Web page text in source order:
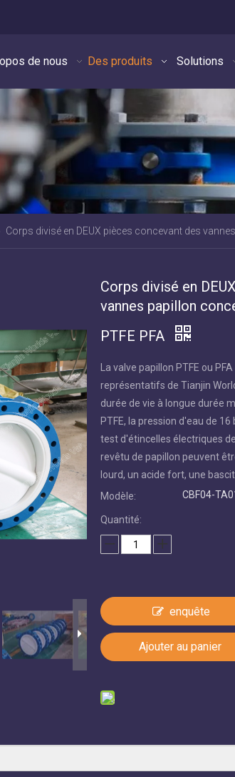
de nous Des produits Solutions
Corps divisé en DEUX pièces concevant des
Corps divisé en
vannes papillon
PTFE PFA
La valve papillon PTFE ou
représentatifs de Tianjin
durée de vie à longue durée
PTFE, la pression d'eau de
test d'étincelles électriques
revêtu de papillon peuvent
lourd, un acide fort, une
Modèle:
CBF04-
Quantité:
enquête
Ajouter au panier